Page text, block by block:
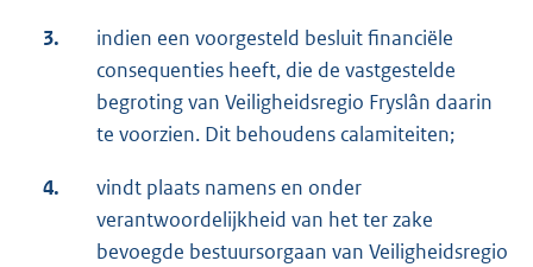
3.
indien een voorgesteld besluit financiële
consequenties heeft, die de vastgestelde
begroting van Veiligheidsregio Fryslân daarin
te voorzien. Dit behoudens calamiteiten;
4.
vindt plaats namens en onder
verantwoordelijkheid van het ter zake
bevoegde bestuursorgaan van Veiligheidsregio